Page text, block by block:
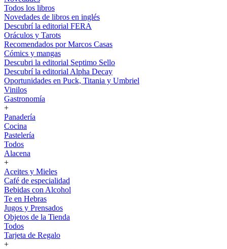
Todos los libros
Novedades de libros en inglés
Descubrí la editorial FERA
Oráculos y Tarots
Recomendados por Marcos Casas
Cómics y mangas
Descubri la editorial Septimo Sello
Descubrí la editorial Alpha Decay
Oportunidades en Puck, Titania y Umbriel
Vinilos
Gastronomía
+
Panadería
Cocina
Pastelería
Todos
Alacena
+
Aceites y Mieles
Café de especialidad
Bebidas con Alcohol
Te en Hebras
Jugos y Prensados
Objetos de la Tienda
Todos
Tarjeta de Regalo
+